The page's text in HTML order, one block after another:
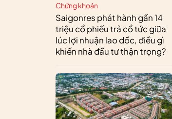
Chứng khoán
Saigonres phát hành gần 14
triệu cổ phiếu trả cổ tức giữa
lúc lợi nhuận lao dốc, điều gì
khiến nhà đầu tư thận trọng?